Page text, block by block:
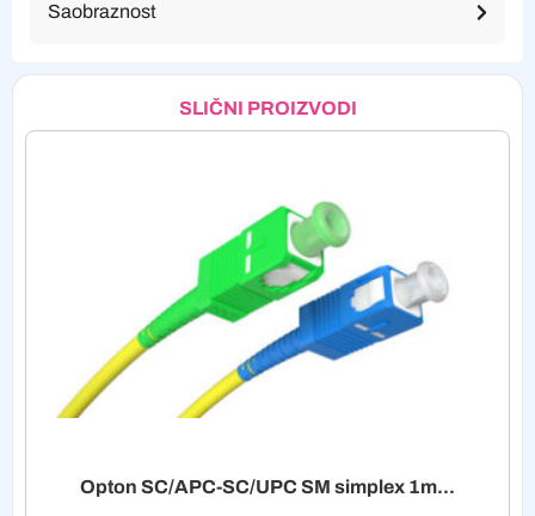
Saobraznost
SLIČNI PROIZVODI
Opton SC/APC-SC/UPC SM simplex 1m...